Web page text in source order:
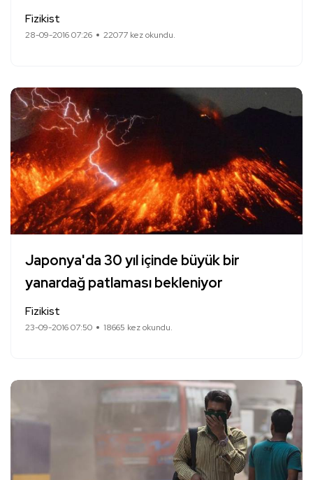
Fizikist
28-09-2016 07:26 22077 kez okundu.
Japonya'da 30 yıl içinde büyük bir
yanardağ patlaması bekleniyor
Fizikist
23-09-2016 07:50 18665 kez okundu.